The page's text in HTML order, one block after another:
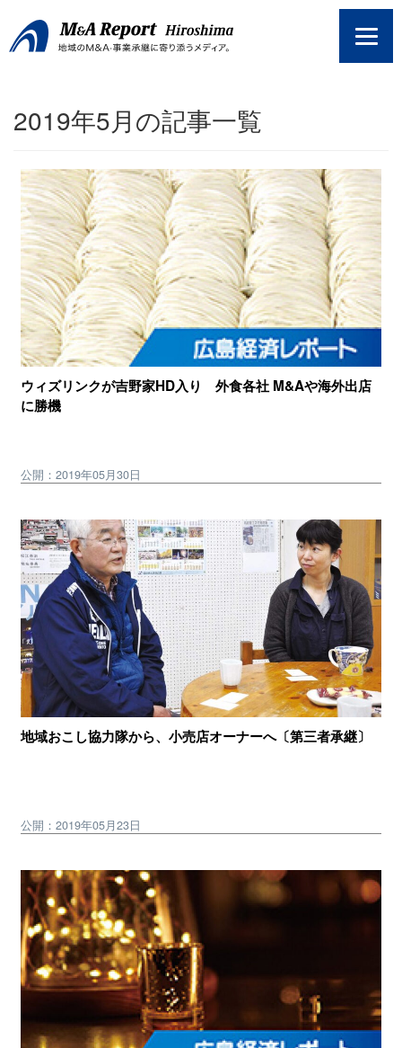
ン
2019年5月の記事一覧
ウィズリンクが吉野家HD入り 外食各社 M&Aや海外出店
に勝機
公開：2019年05月30日
地域おこし協力隊から、小売店オーナーへ〔第三者承継〕
公開：2019年05月23日